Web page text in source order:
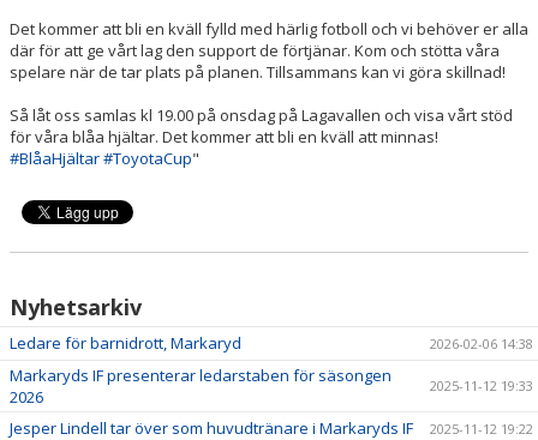
REAL BETIS CAMP
Det kommer att bli en kväll fylld med härlig fotboll och vi behöver er alla
där för att ge vårt lag den support de förtjänar. Kom och stötta våra
spelare när de tar plats på planen. Tillsammans kan vi göra skillnad!
Så låt oss samlas kl 19.00 på onsdag på Lagavallen och visa vårt stöd
för våra blåa hjältar. Det kommer att bli en kväll att minnas!
#BlåaHjältar#ToyotaCup"
Nyhetsarkiv
Ledare för barnidrott, Markaryd 2026-02-06 14:38
Markaryds IF presenterar ledarstaben för säsongen
2026
2025-11-12 19:33
Jesper Lindell tar över som huvudtränare i Markaryds IF 2025-11-12 19:22